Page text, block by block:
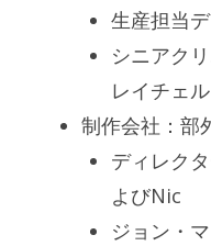
生産担当
シニアク
レイチェ
制作会社：部
ディレク
よびNic
ジョン・